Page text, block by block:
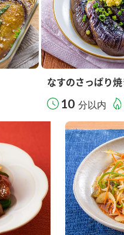
なすのさっぱり
10 分以内